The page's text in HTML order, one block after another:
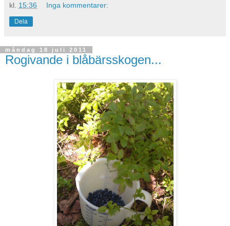
kl. 15:36 Inga kommentarer:
Dela
måndag 18 juli 2011
Rogivande i blåbärsskogen...